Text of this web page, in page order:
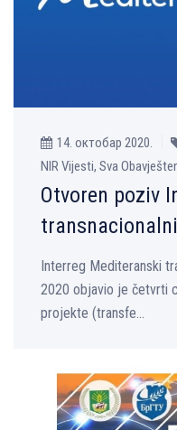
14. октобар 2020.
NIR Vijesti, Sva
Otvoren poziv
Interreg Mediteranski
2020 objavio je četvrti
projekte (transfe...